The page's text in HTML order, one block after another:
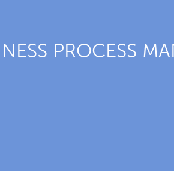
PROCESS